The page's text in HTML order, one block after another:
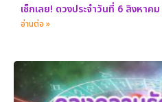
เช็กเลย! ดวงประจำวันที่ 6 สิงหา
อ่านต่อ »